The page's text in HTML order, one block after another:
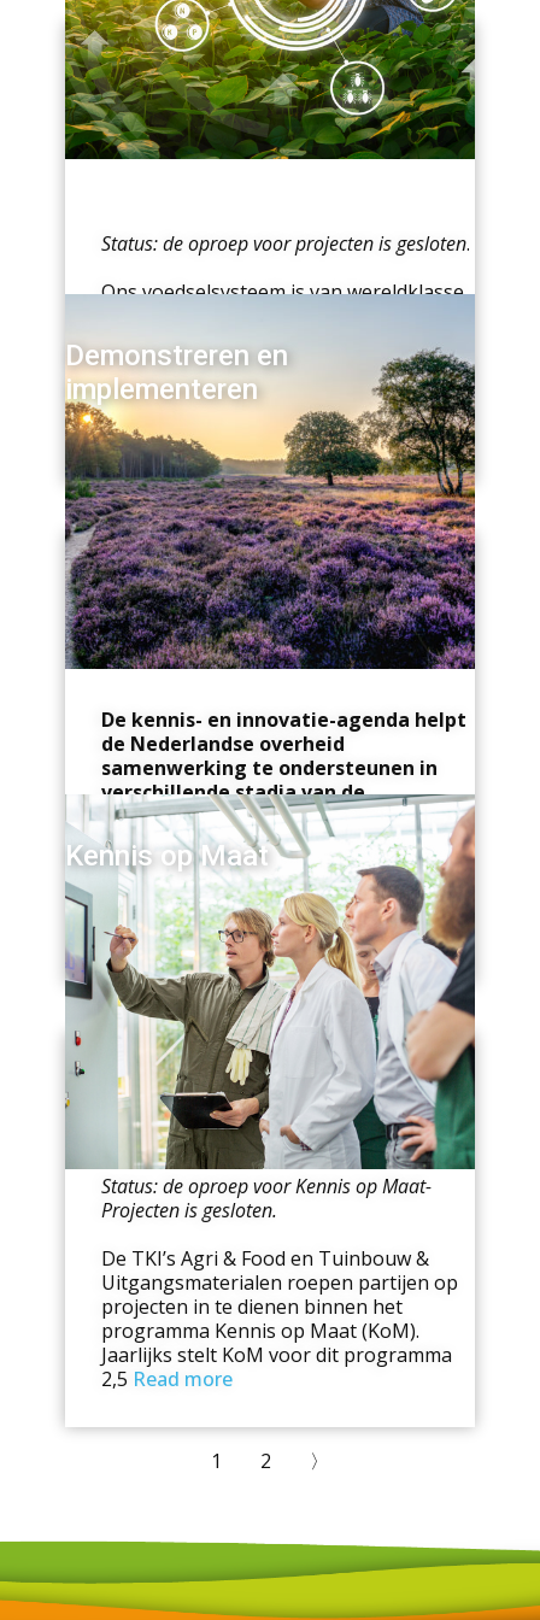
Status: de oproep voor projecten is gesloten.
Ons voedselsysteem is van wereldklasse.
foodsector voor grote veranderingen.
Kennis en innovatie zijn essentieel om op
lange termijn economisch en
maatschappelijk toekomstbestendig te
blijven. TKI Agri&FoodRead more
Demonstreren en
implementeren
De kennis- en innovatie-agenda helpt
de Nederlandse overheid
samenwerking te ondersteunen in
verschillende stadia van de
ontwikkeling van kennis en innovatie.
Dicht bij toepassing in de praktijk staan
projecten gericht opdemonstreren en
implementeren. InKennis op
MaatprojectenRead more
Kennis op Maat
Status: de oproep voor Kennis op Maat-
Projecten is gesloten.
De TKI’s Agri & Food en Tuinbouw &
Uitgangsmaterialen roepen partijen op
projecten in te dienen binnen het
programma Kennis op Maat (KoM).
Jaarlijks stelt KoM voor dit programma
2,5 Read more
1 2 〉